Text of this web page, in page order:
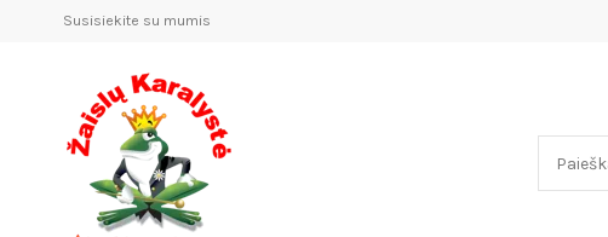
Susisiekite su mumis